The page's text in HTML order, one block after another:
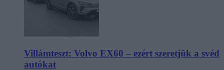
Villámteszt: Volvo EX60 – ezért szeretjük a svéd
autókat